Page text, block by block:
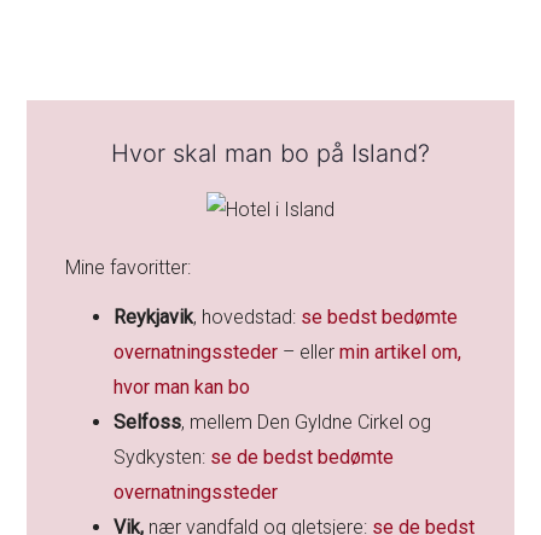
Hvor skal man bo på Island?
Mine favoritter:
Reykjavik, hovedstad: se bedst bedømte
overnatningssteder – ellermin artikel om,
hvor man kan bo
Selfoss, mellem Den Gyldne Cirkel og
Sydkysten: se de bedst bedømte
overnatningssteder
Vik, nær vandfald og gletsjere: se de bedst